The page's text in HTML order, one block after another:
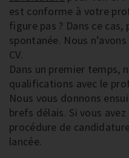
est conforme à votre
figure pas ? Dans ce
spontanée. Nous
CV.
Dans un premier temps,
qualifications avec le
Nous vous donnons
brefs délais. Si vous
procédure de
lancée.